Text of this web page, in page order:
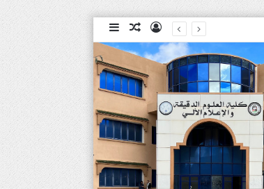
إضافة
عمود
جانبي
مقال
عشوائي
تسجيل
الدخول